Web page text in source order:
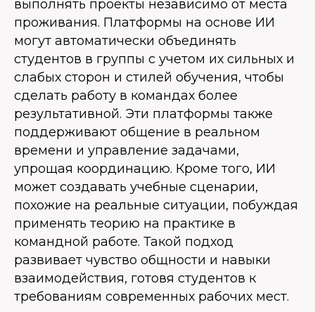
выполнять проекты независимо от места
проживания. Платформы на основе ИИ
могут автоматически объединять
студентов в группы с учетом их сильных и
слабых сторон и стилей обучения, чтобы
сделать работу в командах более
результативной. Эти платформы также
поддерживают общение в реальном
времени и управление задачами,
упрощая координацию. Кроме того, ИИ
может создавать учебные сценарии,
похожие на реальные ситуации, побуждая
применять теорию на практике в
командной работе. Такой подход
развивает чувство общности и навыки
взаимодействия, готовя студентов к
требованиям современных рабочих мест.